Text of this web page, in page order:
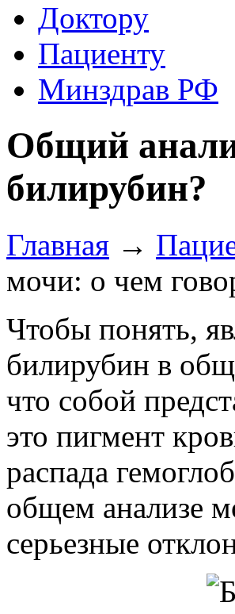
Доктору
Пациенту
Минздрав РФ
Общий
билирубин?
Главная →
мочи: о чем
Чтобы понять,
билирубин в
что собой
это пигмент
распада
общем анализе
серьезные